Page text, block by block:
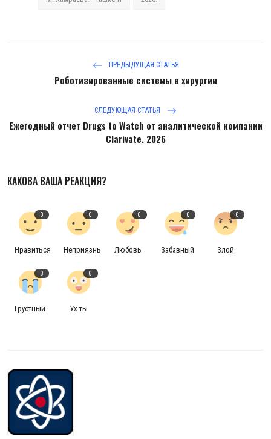
ПРЕДЫДУЩАЯ СТАТЬЯ
Роботизированные системы в хирургии
СЛЕДУЮЩАЯ СТАТЬЯ
Ежегодный отчет Drugs to Watch от аналитической компании
Clarivate, 2026
КАКОВА ВАША РЕАКЦИЯ?
0
Нравиться
0
Неприязнь
0
Любовь
0
Забавный
0
Злой
0
Грустный
0
Ух ты